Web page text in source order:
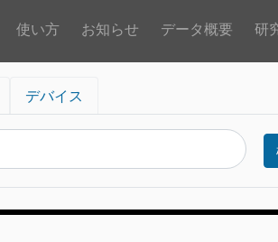
使い方 お知らせ データ概要 研
デバイス